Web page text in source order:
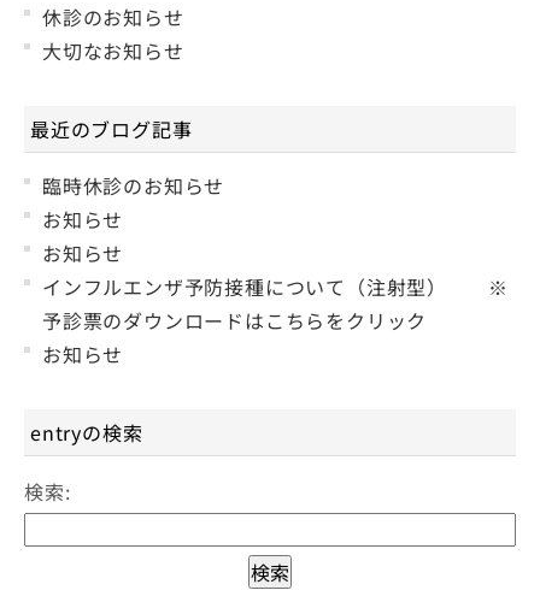
休診のお知らせ
大切なお知らせ
最近のブログ記事
臨時休診のお知らせ
お知らせ
お知らせ
インフルエンザ予防接種について（注射型） ※
予診票のダウンロードはこちらをクリック
お知らせ
entryの検索
検索: